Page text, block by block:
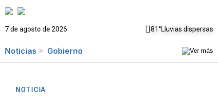
7 de agosto de 2026 81°Lluvias dispersas
Noticias Gobierno
NOTICIA